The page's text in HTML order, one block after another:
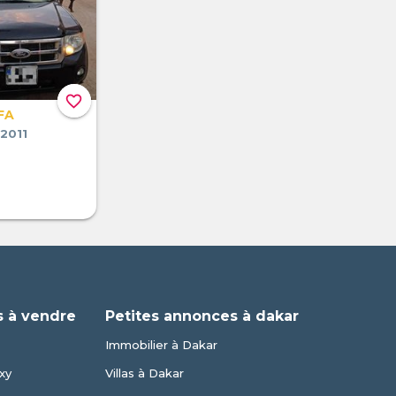
favorite_border
à vendre Petites annonces à dakar
Immobilier à Dakar
Villas à Dakar